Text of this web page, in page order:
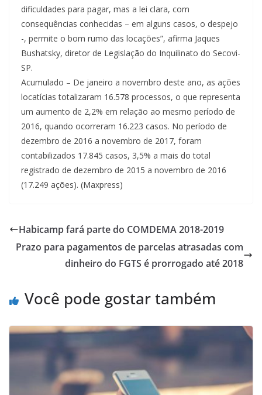
dificuldades para pagar, mas a lei clara, com
consequências conhecidas – em alguns casos, o despejo
-, permite o bom rumo das locações”, afirma Jaques
Bushatsky, diretor de Legislação do Inquilinato do Secovi-
SP.
Acumulado – De janeiro a novembro deste ano, as ações
locatícias totalizaram 16.578 processos, o que representa
um aumento de 2,2% em relação ao mesmo período de
2016, quando ocorreram 16.223 casos. No período de
dezembro de 2016 a novembro de 2017, foram
contabilizados 17.845 casos, 3,5% a mais do total
registrado de dezembro de 2015 a novembro de 2016
(17.249 ações). (Maxpress)
Habicamp fará parte do COMDEMA 2018-2019
Prazo para pagamentos de parcelas atrasadas com
dinheiro do FGTS é prorrogado até 2018
Você pode gostar também